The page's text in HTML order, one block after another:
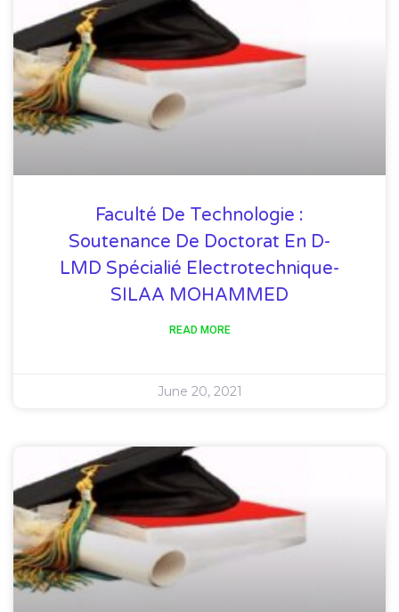
Faculté De Technologie :
Soutenance De Doctorat En D-
LMD Spécialié Electrotechnique-
SILAA MOHAMMED
READ MORE
June 20, 2021